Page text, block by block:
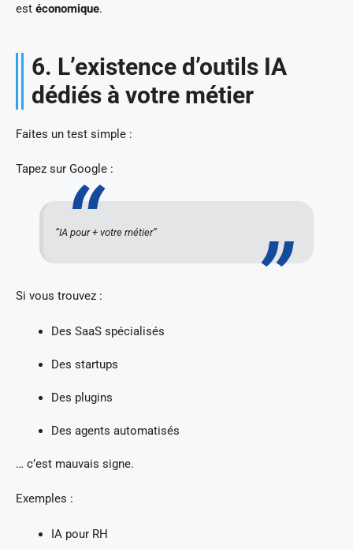
est économique.
6. L’existence d’outils IA
dédiés à votre métier
Faites un test simple :
Tapez sur Google :
“IA pour + votre métier”
Si vous trouvez :
Des SaaS spécialisés
Des startups
Des plugins
Des agents automatisés
… c’est mauvais signe.
Exemples :
IA pour RH